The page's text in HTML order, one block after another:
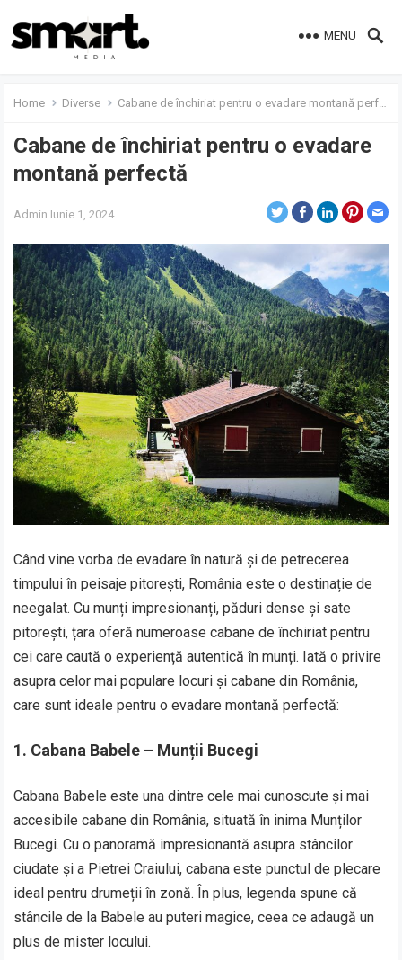
MENU
Home Diverse Cabane de închiriat pentru o evadare montană perfectă
Cabane de închiriat pentru o evadare
montană perfectă
Admin Iunie 1, 2024
Când vine vorba de evadare în natură și de petrecerea
timpului în peisaje pitorești, România este o destinație de
neegalat. Cu munți impresionanți, păduri dense și sate
pitorești, țara oferă numeroase cabane de închiriat pentru
cei care caută o experiență autentică în munți. Iată o privire
asupra celor mai populare locuri și cabane din România,
care sunt ideale pentru o evadare montană perfectă:
1. Cabana Babele – Munții Bucegi
Cabana Babele este una dintre cele mai cunoscute și mai
accesibile cabane din România, situată în inima Munților
Bucegi. Cu o panoramă impresionantă asupra stâncilor
ciudate și a Pietrei Craiului, cabana este punctul de plecare
ideal pentru drumeții în zonă. În plus, legenda spune că
stâncile de la Babele au puteri magice, ceea ce adaugă un
plus de mister locului.